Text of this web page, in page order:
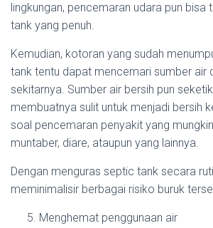
lingkungan, pencemaran udara pun bisa
tank yang penuh.
Kemudian, kotoran yang sudah
tank tentu dapat mencemari sumber air
sekitarnya. Sumber air bersih pun
membuatnya sulit untuk menjadi bersih
soal pencemaran penyakit yang
muntaber, diare, ataupun yang lainnya.
Dengan menguras septic tank secara
meminimalisir berbagai risiko buruk
Menghemat penggunaan air